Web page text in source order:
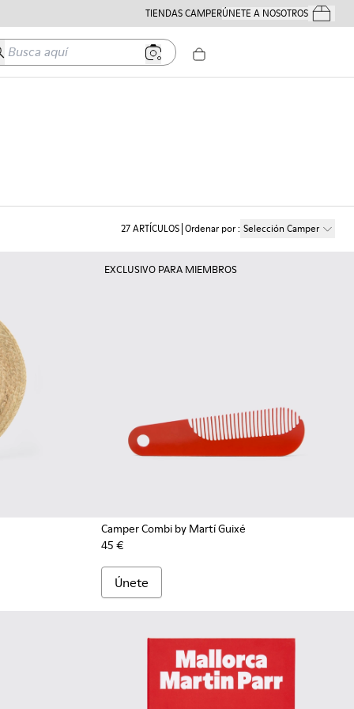
TIENDAS CAMPERÚNETE A NOSOTROSTus
aquí
27ARTÍCULOS Ordenar por: Selección Camper
EXCLUSIVO PARA MIEMBROS
Camper Combi by Martí Guixé
45 €
Únete